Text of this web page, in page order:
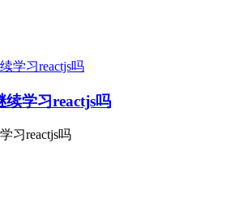
续学习reactjs吗
习reactjs吗